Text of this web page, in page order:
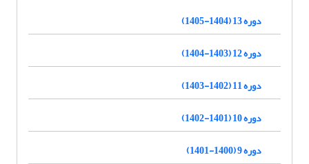
دوره 13 (1404-1405)
دوره 12 (1403-1404)
دوره 11 (1402-1403)
دوره 10 (1401-1402)
دوره 9 (1400-1401)